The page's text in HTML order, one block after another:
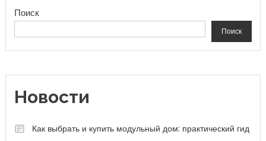
Поиск
Поиск
Новости
Как выбрать и купить модульный дом: практический гид